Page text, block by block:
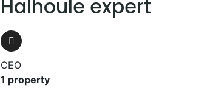
Halhoule expert
CEO
1 property